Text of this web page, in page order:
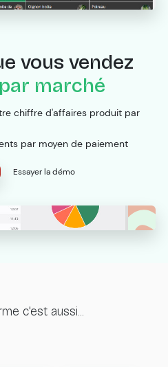
vous vendez
marché
chiffre d'affaires produit par
par moyen de paiement
Essayer la démo
c'est aussi...